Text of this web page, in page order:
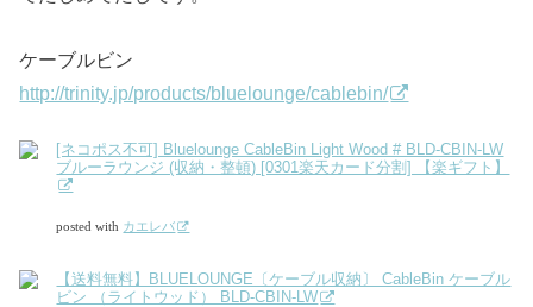
ケーブルビン
http://trinity.jp/products/bluelounge/cablebin/
[ネコポス不可] Bluelounge CableBin Light Wood # BLD-CBIN-LW
ブルーラウンジ (収納・整頓) [0301楽天カード分割] 【楽ギフト】
posted with カエレバ
【送料無料】BLUELOUNGE〔ケーブル収納〕 CableBin ケーブル
ビン （ライトウッド） BLD-CBIN-LW